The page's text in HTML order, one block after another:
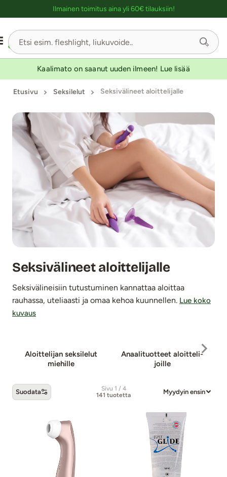
Ilmainen toimitus aina yli 60€ tilauksiin!
Kaalimato on saanut uuden ilmeen! Lue lisää
Etusivu Seksilelut Seksivälineet aloittelijalle
Seksivälineet aloittelijalle
Seksivälineisiin tutustuminen kannattaa aloittaa
rauhassa, uteliaasti ja omaa kehoa kuunnellen. Lue koko
kuvaus
Aloit­te­li­jan sek­si­le­lut
mie­hil­le
Anaalituotteet a­loit­te­li­
joil­le
Suodata
Sivu 1 / 4
141 tuotetta
Myydyin ensin
Seksivälineet aloittelijalle -tuotteet
-
Sivu 1/4